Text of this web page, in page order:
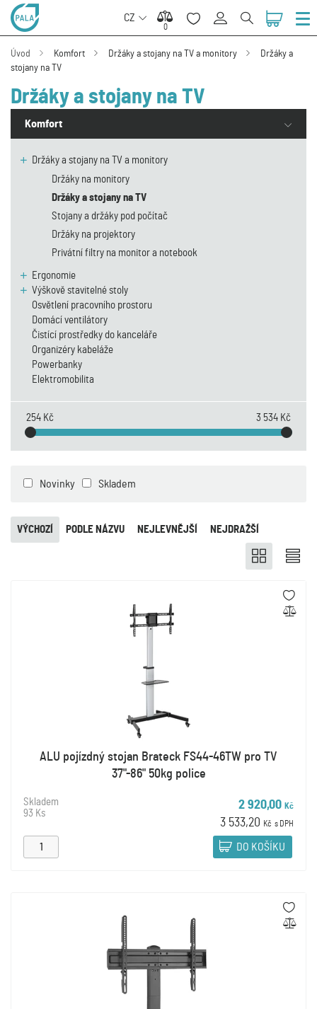
CZ
0
0
Úvod Komfort Držáky a stojany na TV a monitory
Držáky a
stojany na TV
Držáky a stojany na TV
Komfort
Držáky a stojany na TV a monitory
Držáky na monitory
Držáky a stojany na TV
Stojany a držáky pod počítač
Držáky na projektory
Privátní filtry na monitor a notebook
Ergonomie
Výškově stavitelné stoly
Osvětlení pracovního prostoru
Domácí ventilátory
Čistící prostředky do kanceláře
Organizéry kabeláže
Powerbanky
Elektromobilita
254 Kč 3 534 Kč
Novinky Skladem
NEJLEVNĚJŠÍ NEJDRAŽŠÍ
PODLE NÁZVU
VÝCHOZÍ
ALU pojízdný stojan Brateck FS44-46TW pro TV
37"-86" 50kg police
Skladem
93 Ks
2 920,00 Kč
3 533,20 Kč s DPH
DO KOŠÍKU